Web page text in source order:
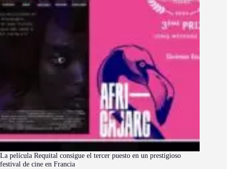
La película Requital consigue el tercer puesto en un prestigioso
festival de cine en Francia